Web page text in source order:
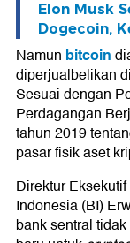
Elon Musk
Dogecoin,
Namun bitcoin
diperjualbelikan
Sesuai dengan
Perdagangan
tahun 2019
pasar fisik aset
Direktur
Indonesia (BI)
bank sentral